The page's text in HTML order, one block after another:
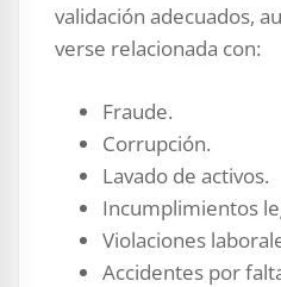
validación adecuados,
verse relacionada con:
Fraude.
Corrupción.
Lavado de activos.
Incumplimientos
Violaciones
Accidentes por